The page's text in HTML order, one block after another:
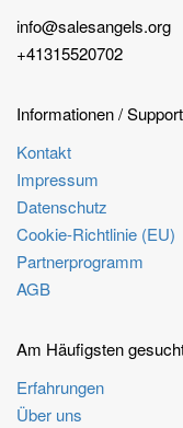
info@salesangels.org
+41315520702
Informationen / Support
Kontakt
Impressum
Datenschutz
Cookie-Richtlinie (EU)
Partnerprogramm
AGB
Am Häufigsten
Erfahrungen
Über uns